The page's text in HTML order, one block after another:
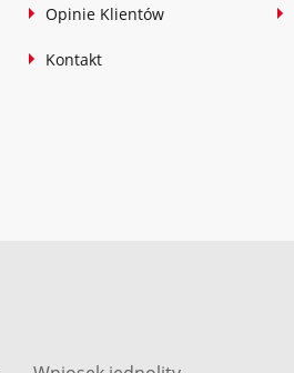
Opinie Klientów
Kontakt